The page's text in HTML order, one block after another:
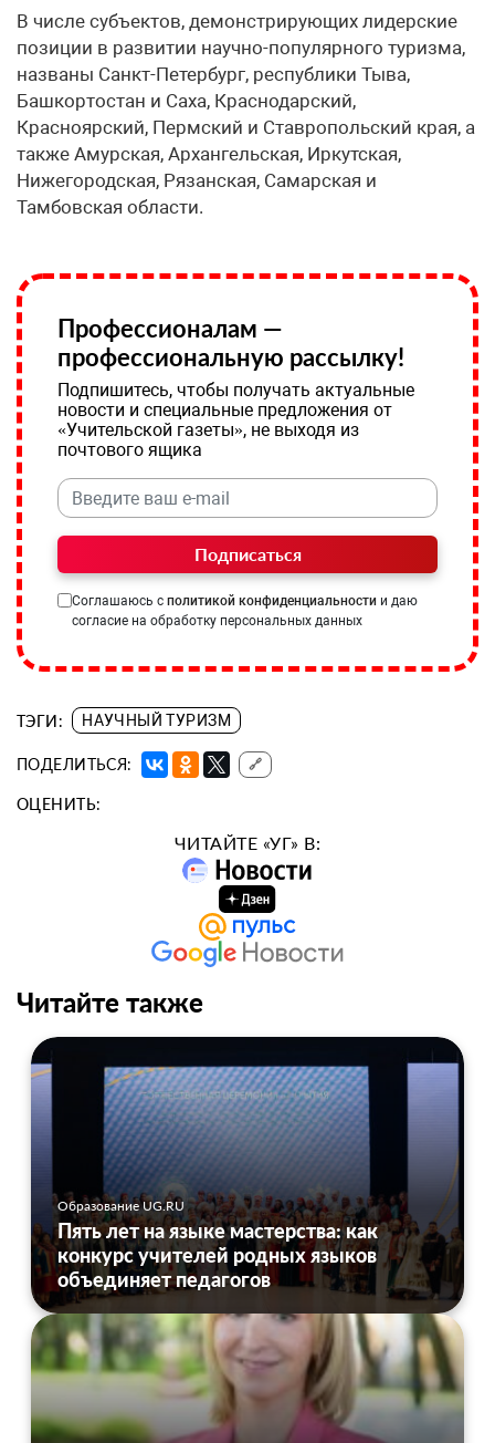
В числе субъектов, демонстрирующих лидерские
позиции в развитии научно-популярного туризма,
названы Санкт-Петербург, республики Тыва,
Башкортостан и Саха, Краснодарский,
Красноярский, Пермский и Ставропольский края, а
также Амурская, Архангельская, Иркутская,
Нижегородская, Рязанская, Самарская и
Тамбовская области.
Профессионалам —
профессиональную рассылку!
Подпишитесь, чтобы получать актуальные
новости и специальные предложения от
«Учительской газеты», не выходя из
почтового ящика
Подписаться
Соглашаюсь с политикой конфиденциальности и даю
согласие на обработку персональных данных
ТЭГИ: НАУЧНЫЙ ТУРИЗМ
ПОДЕЛИТЬСЯ: 🔗
ОЦЕНИТЬ:
ЧИТАЙТЕ «УГ» В:
Читайте также
Образование UG.RU
Пять лет на языке мастерства: как
конкурс учителей родных языков
объединяет педагогов